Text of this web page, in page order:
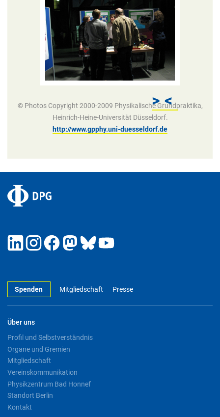
<
>
© Photos Copyright 2000-2009 Physikalische Grundpraktika,
Heinrich-Heine-Universität Düsseldorf.
http://www.gpphy.uni-duesseldorf.de
Spenden Mitgliedschaft Presse
Über uns
Profil und Selbstverständnis
Organe und Gremien
Mitgliedschaft
Vereinskommunikation
Physikzentrum Bad Honnef
Standort Berlin
Kontakt